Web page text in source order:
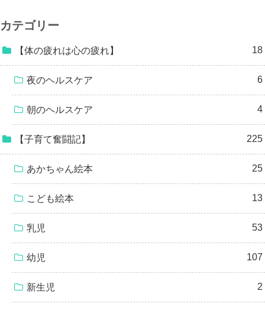
カテゴリー
【体の疲れは心の疲れ】 18
夜のヘルスケア 6
朝のヘルスケア 4
【子育て奮闘記】 225
あかちゃん絵本 25
こども絵本 13
乳児 53
幼児 107
新生児 2